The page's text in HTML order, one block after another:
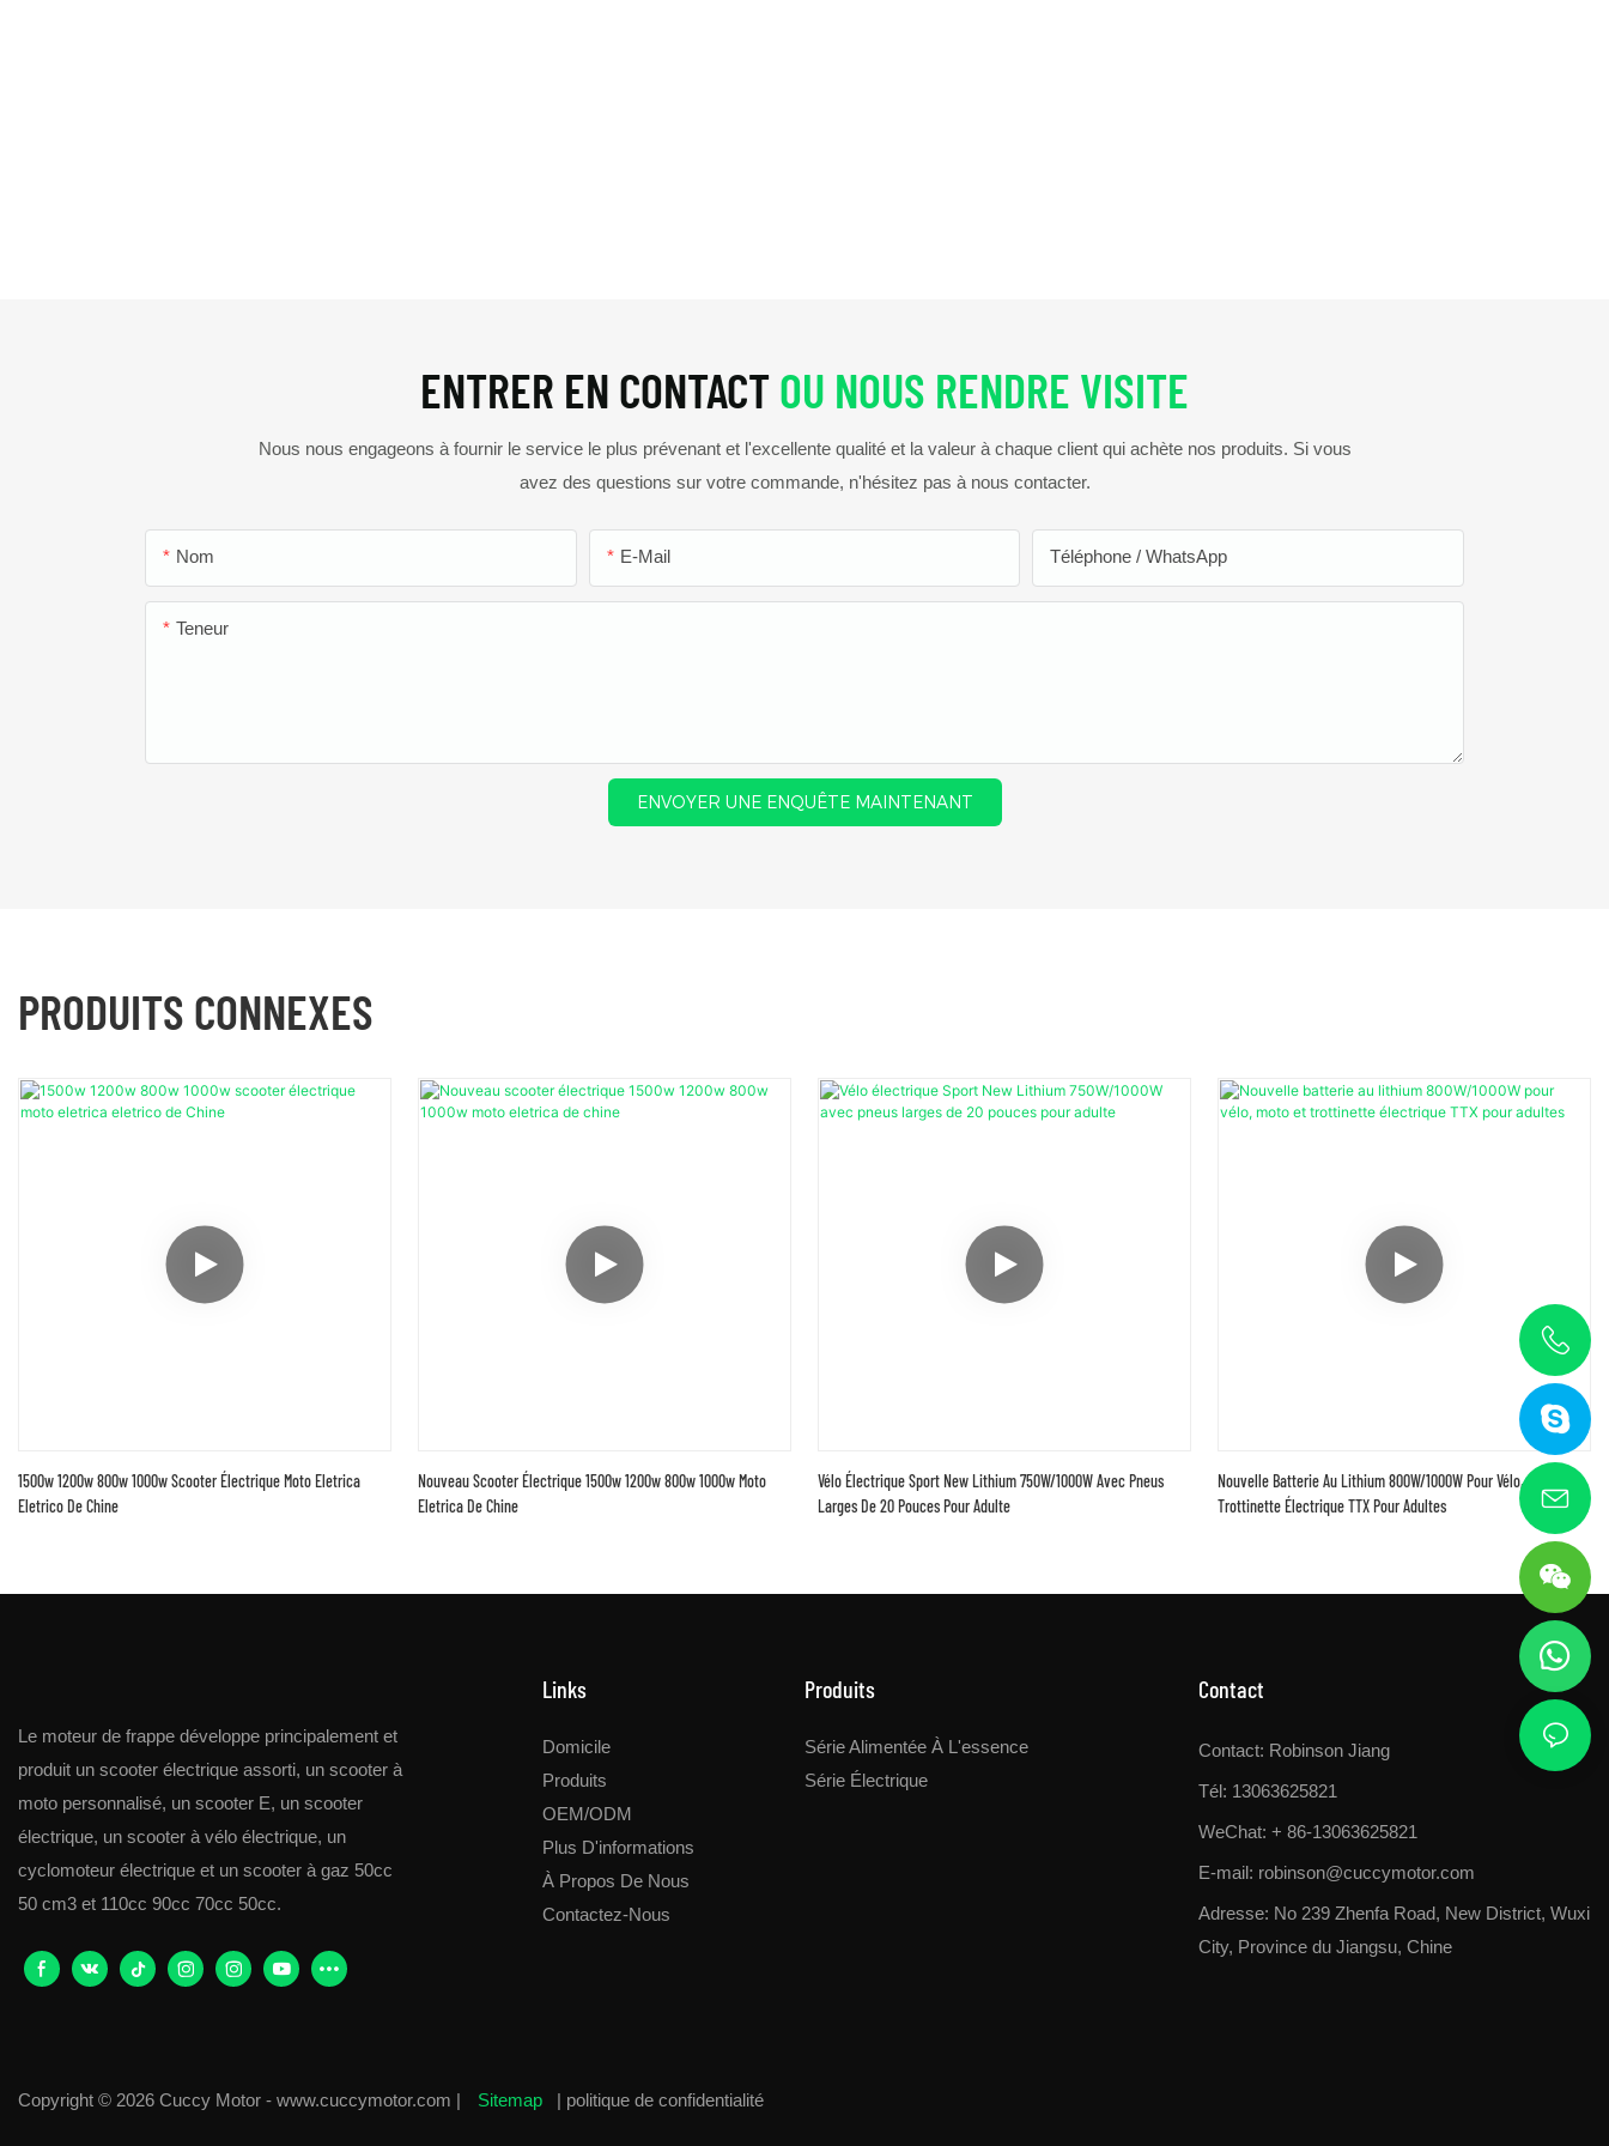
ENTRER EN CONTACTOU NOUS RENDRE VISITE
Nous nous engageons à fournir le service le plus prévenant et l'excellente qualité et la valeur à chaque client qui achète nos produits. Si vous
avez des questions sur votre commande, n'hésitez pas à nous contacter.
Nom E-Mail Téléphone / WhatsApp
Teneur
ENVOYER UNE ENQUÊTE MAINTENANT
PRODUITS CONNEXES
1500w 1200w 800w 1000w Scooter Électrique Moto Eletrica
Eletrico De Chine
Nouveau Scooter Électrique 1500w 1200w 800w 1000w Moto
Eletrica De Chine
Vélo Électrique Sport New Lithium 750W/1000W Avec Pneus
Larges De 20 Pouces Pour Adulte
Nouvelle Batterie Au Lithium 800W/1000W Pour Vélo, Moto Et
Trottinette Électrique TTX Pour Adultes
Le moteur de frappe développe principalement et
produit un scooter électrique assorti, un scooter à
moto personnalisé, un scooter E, un scooter
électrique, un scooter à vélo électrique, un
cyclomoteur électrique et un scooter à gaz 50cc
50 cm3 et 110cc 90cc 70cc 50cc.
Links
Domicile
Produits
OEM/ODM
Plus D'informations
À Propos De Nous
Contactez-Nous
Produits
Série Alimentée À L'essence
Série Électrique
Contact
Contact: Robinson Jiang
Tél: 13063625821
WeChat: + 86-13063625821
E-mail: robinson@cuccymotor.com
Adresse: No 239 Zhenfa Road, New District, Wuxi
City, Province du Jiangsu, Chine
Copyright © 2026 Cuccy Motor - www.cuccymotor.com | Sitemap | politique de confidentialité